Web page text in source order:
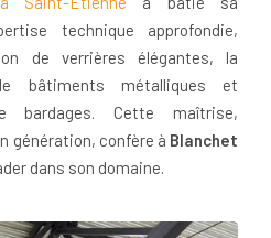
technique approfondie,
de verrières élégantes, la
bâtiments métalliques et
bardages. Cette maîtrise,
génération, confère à Blanchet
dans son domaine.